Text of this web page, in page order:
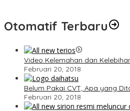
Otomatif Terbaru
Video Kelemahan dan
Februari 20, 2018
Belum Pakai CVT, Apa yang
Februari 20, 2018